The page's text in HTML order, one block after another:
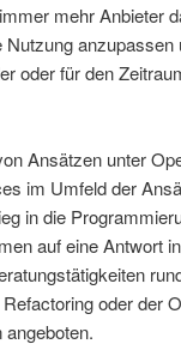
mehr Anbieter
anzupassen
oder für den
Ansätzen unter
im Umfeld der
in die
auf eine Antwort
oder der